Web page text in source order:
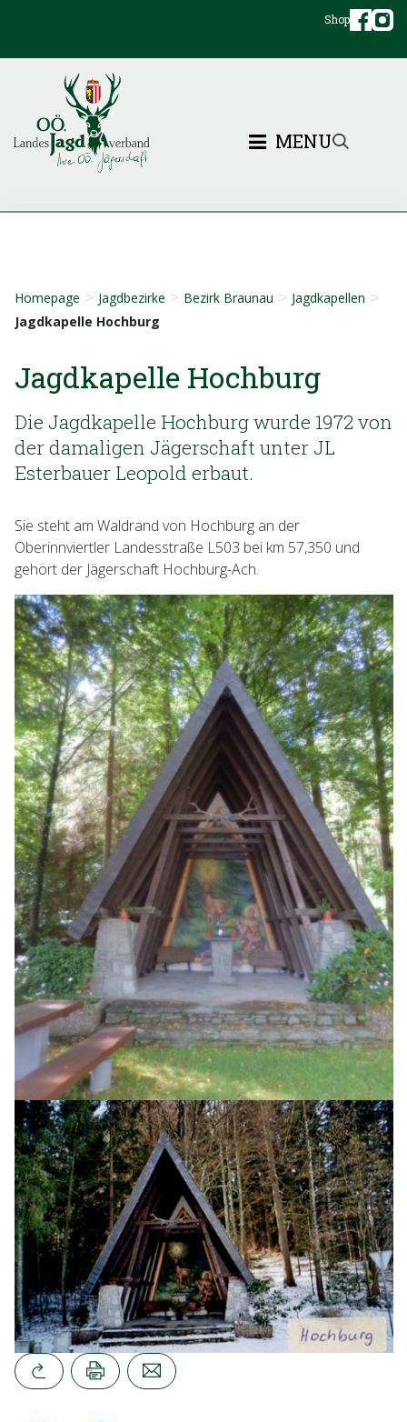
Shop
MENU
Homepage > Jagdbezirke > Bezirk Braunau > Jagdkapellen >
Jagdkapelle Hochburg
Jagdkapelle Hochburg
Die Jagdkapelle Hochburg wurde 1972 von
der damaligen Jägerschaft unter JL
Esterbauer Leopold erbaut.
Sie steht am Waldrand von Hochburg an der
Oberinnviertler Landesstraße L503 bei km 57,350 und
gehört der Jägerschaft Hochburg-Ach.